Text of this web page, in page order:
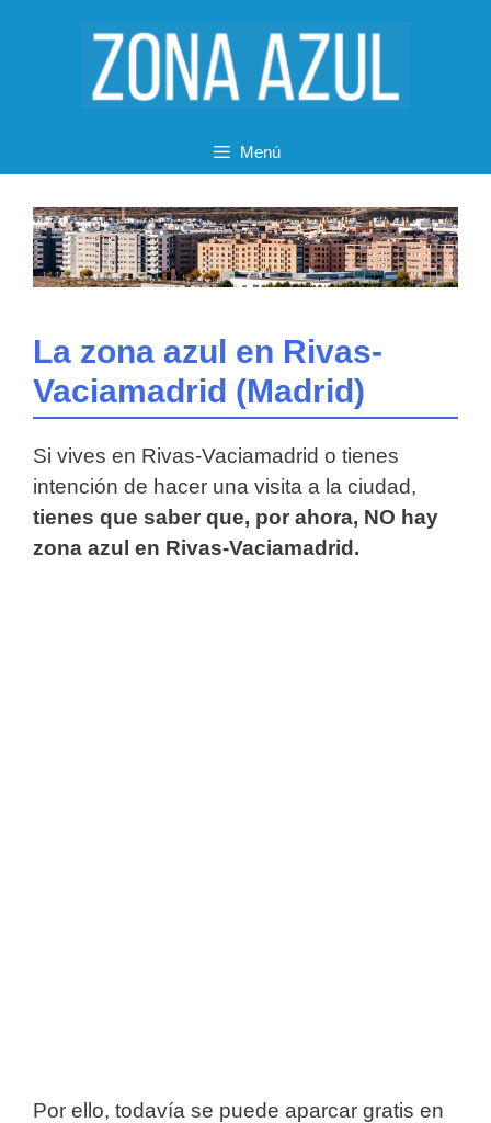
Menú
La zona azul en Rivas-
Vaciamadrid (Madrid)
Si vives en Rivas-Vaciamadrid o tienes
intención de hacer una visita a la ciudad,
tienes que saber que, por ahora, NO hay
zona azul en Rivas-Vaciamadrid.
Por ello, todavía se puede aparcar gratis en